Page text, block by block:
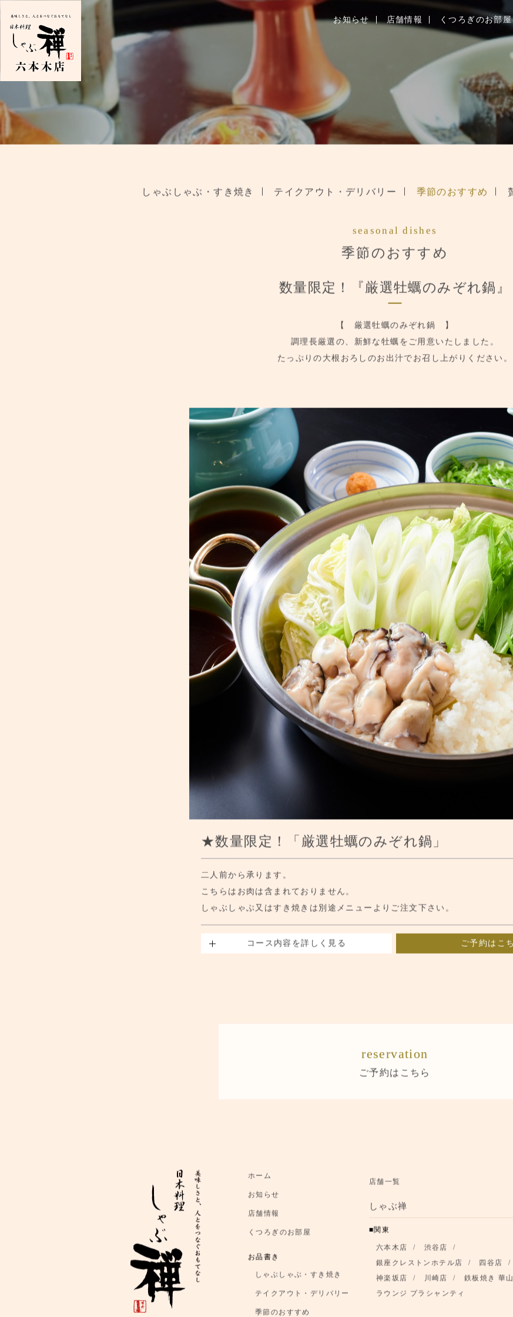
お品書き
くつろぎのお部屋
店舗情報
ブランドトップ
ご予約はこちら
お知らせ 店舗情報 くつろぎのお部屋
seasonal dishes
数量限定！『厳選牡蠣のみぞれ鍋』
【 厳選牡蠣のみぞれ鍋 】
調理長厳選の、新鮮な牡蠣をご用意いたしました。
★数量限定！「厳選牡蠣のみぞれ鍋」
二人前から承ります。
こちらはお肉は含まれておりません。
しゃぶしゃぶ又はすき焼きは別途メニューよりご注文下さい。
reservation
ホーム
お知らせ
店舗情報
お品書き
しゃぶしゃぶ・すき焼き
テイクアウト・デリバリー
店舗一覧
しゃぶ禅
関東
六本木店
渋谷店
銀座クレストンホテル店
四谷店
神楽坂店
川崎店